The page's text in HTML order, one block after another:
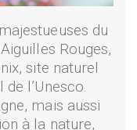
du
Rouges,
site naturel
l’Unesco.
mais aussi
à la nature,